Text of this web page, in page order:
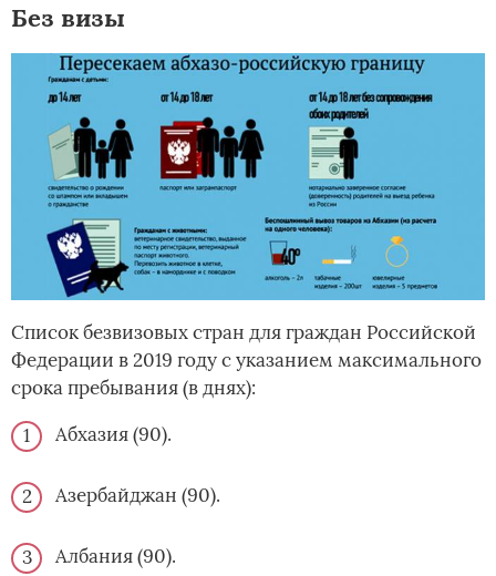
Без визы
Список безвизовых стран для граждан Российской
Федерации в 2019 году с указанием максимального
срока пребывания (в днях):
Абхазия (90).
Азербайджан (90).
Албания (90).